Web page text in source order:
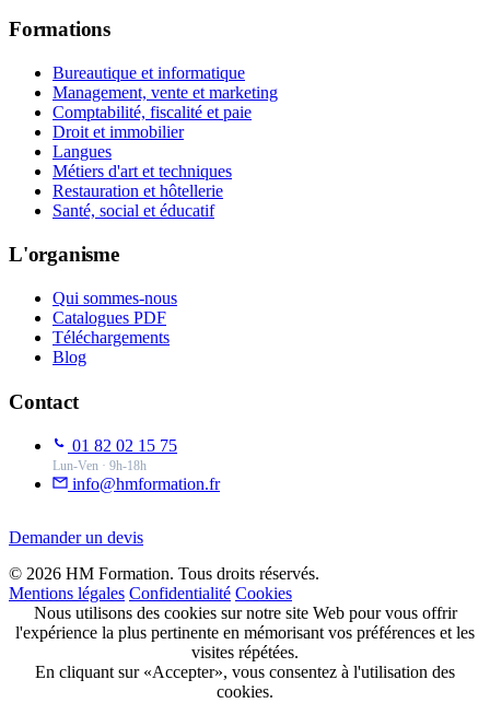
Formations
Bureautique et informatique
Management, vente et marketing
Comptabilité, fiscalité et paie
Droit et immobilier
Langues
Métiers d'art et techniques
Restauration et hôtellerie
Santé, social et éducatif
L'organisme
Qui sommes-nous
Catalogues PDF
Téléchargements
Blog
Contact
01 82 02 15 75
Lun-Ven · 9h-18h
info@hmformation.fr
Demander un devis
© 2026 HM Formation. Tous droits réservés.
Mentions légales Confidentialité Cookies
Nous utilisons des cookies sur notre site Web pour vous offrir
l'expérience la plus pertinente en mémorisant vos préférences et les
visites répétées.
En cliquant sur «Accepter», vous consentez à l'utilisation des
cookies.